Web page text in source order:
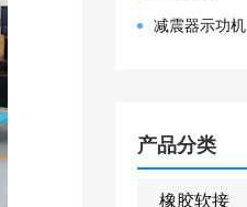
减震器示功机
产品分类
橡胶软接